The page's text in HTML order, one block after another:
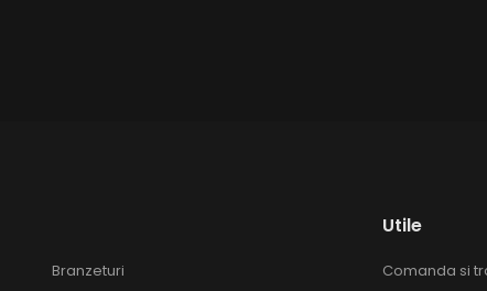
Branzeturi
Utile
Comanda si